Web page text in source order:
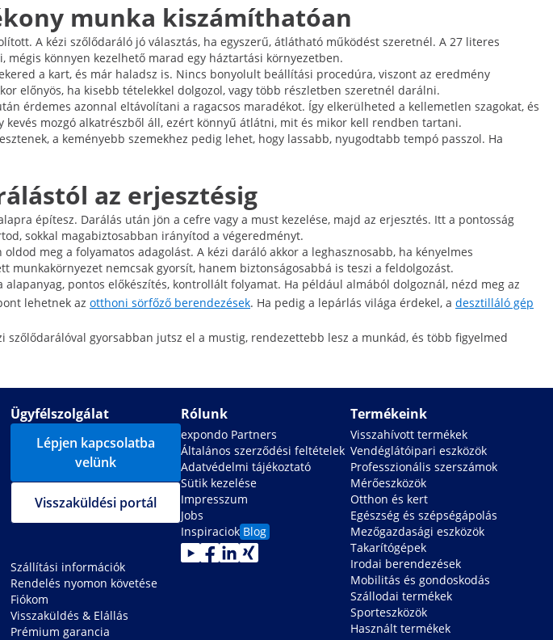
munka kiszámíthatóan
A kézi szőlődaráló jó választás, ha egyszerű, átlátható működést szeretnél. A 27 literes
könnyen kezelhető marad egy háztartási környezetben.
a kart, és már haladsz is. Nincs bonyolult beállítási procedúra, viszont az eredmény
előnyös, ha kisebb tételekkel dolgozol, vagy több részletben szeretnél darálni.
érdemes azonnal eltávolítani a ragacsos maradékot. Így elkerülheted a kellemetlen szagokat, és
mozgó alkatrészből áll, ezért könnyű átlátni, mit és mikor kell rendben tartani.
a keményebb szemekhez pedig lehet, hogy lassabb, nyugodtabb tempó passzol. Ha
az erjesztésig
építesz. Darálás után jön a cefre vagy a must kezelése, majd az erjesztés. Itt a pontosság
sokkal magabiztosabban irányítod a végeredményt.
meg a folyamatos adagolást. A kézi daráló akkor a leghasznosabb, ha kényelmes
munkakörnyezet nemcsak gyorsít, hanem biztonságosabbá is teszi a feldolgozást.
pontos előkészítés, kontrollált folyamat. Ha például almából dolgoznál, nézd meg az
lehetnek az otthoni sörfőző berendezések. Ha pedig a lepárlás világa érdekel, a desztilláló gép
gyorsabban jutsz el a mustig, rendezettebb lesz a munkád, és több figyelmed
Ügyfélszolgálat
Lépjen kapcsolatba
velünk
Visszaküldési portál
Szállítási információk
Rendelés nyomon követése
Fiókom
Visszaküldés & Elállás
Prémium garancia
Rólunk
expondo Partners
Általános szerződési feltételek
Adatvédelmi tájékoztató
Sütik kezelése
Impresszum
Jobs
Inspiraciok Blog
Termékeink
Visszahívott termékek
Vendéglátóipari eszközök
Professzionális szerszámok
Mérőeszközök
Otthon és kert
Egészség és szépségápolás
Mezőgazdasági eszközök
Takarítógépek
Irodai berendezések
Mobilitás és gondoskodás
Szállodai termékek
Sporteszközök
Használt termékek